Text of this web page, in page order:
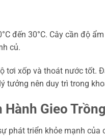
đến 30°C. Cây cần độ
củ.
tơi xốp và thoát nước tốt.
tưởng nên duy trì trong
Hành Gieo Trồng
phát triển khỏe mạnh của